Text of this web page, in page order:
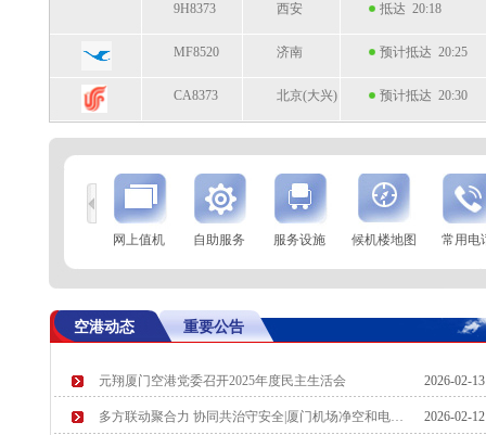
9H8373 西安 抵达 20:18
MF8520 济南 预计抵达 20:25
CA8373 北京(大兴) 预计抵达 20:30
到
航空公司 航班号 到达城市
起飞时间
HU7048
海口 起飞 20:15
网上值机 自助服务 服务设施 候机楼地图 常用电
空港动态 重要公告
元翔厦门空港党委召开2025年度民主生活会 2026-02-
多方联动聚合力 协同共治守安全|厦门机场净空和电… 2026-02-